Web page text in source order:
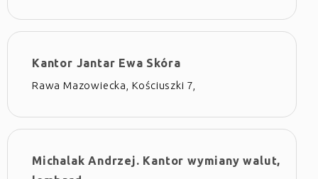
Kantor Jantar Ewa Skóra
Rawa Mazowiecka, Kościuszki 7,
Michalak Andrzej. Kantor wymiany walut,